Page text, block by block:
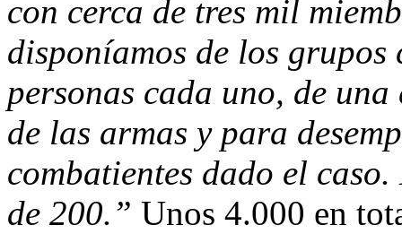
con cerca de tres mil
disponíamos de los
personas cada uno, de
de las armas y para
combatientes dado el
de 200.” Unos 4.000 en